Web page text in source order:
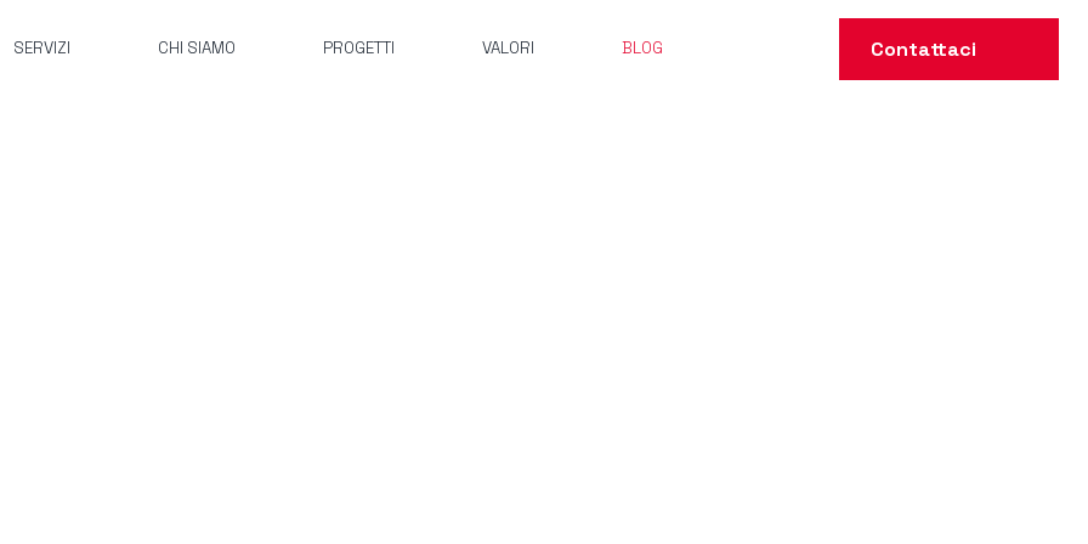
SERVIZI CHI SIAMO PROGETTI VALORI BLOG Contattaci